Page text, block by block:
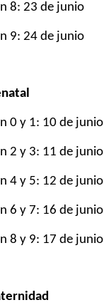
8: 23 de junio
9: 24 de junio
0 y 1: 10 de junio
2 y 3: 11 de junio
4 y 5: 12 de junio
6 y 7: 16 de junio
8 y 9: 17 de junio